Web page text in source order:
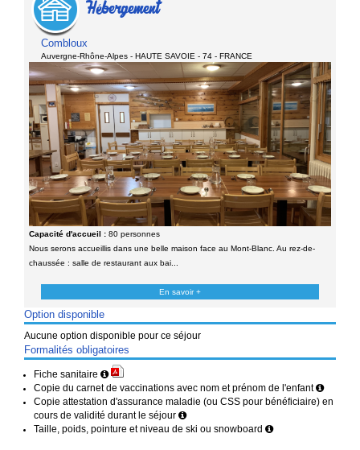
Hébergement
Combloux
Auvergne-Rhône-Alpes - HAUTE SAVOIE - 74 - FRANCE
Capacité d'accueil : 80 personnes
Nous serons accueillis dans une belle maison face au Mont-Blanc. Au rez-de-
chaussée : salle de restaurant aux bai...
En savoir +
Option disponible
Aucune option disponible pour ce séjour
Formalités obligatoires
Fiche sanitaire
Copie du carnet de vaccinations avec nom et prénom de l'enfant
Copie attestation d'assurance maladie (ou CSS pour bénéficiaire) en
cours de validité durant le séjour
Taille, poids, pointure et niveau de ski ou snowboard